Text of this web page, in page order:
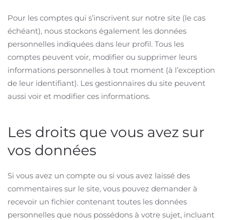
Pour les comptes qui s’inscrivent sur notre site (le cas
échéant), nous stockons également les données
personnelles indiquées dans leur profil. Tous les
comptes peuvent voir, modifier ou supprimer leurs
informations personnelles à tout moment (à l’exception
de leur identifiant). Les gestionnaires du site peuvent
aussi voir et modifier ces informations.
Les droits que vous avez sur
vos données
Si vous avez un compte ou si vous avez laissé des
commentaires sur le site, vous pouvez demander à
recevoir un fichier contenant toutes les données
personnelles que nous possédons à votre sujet, incluant